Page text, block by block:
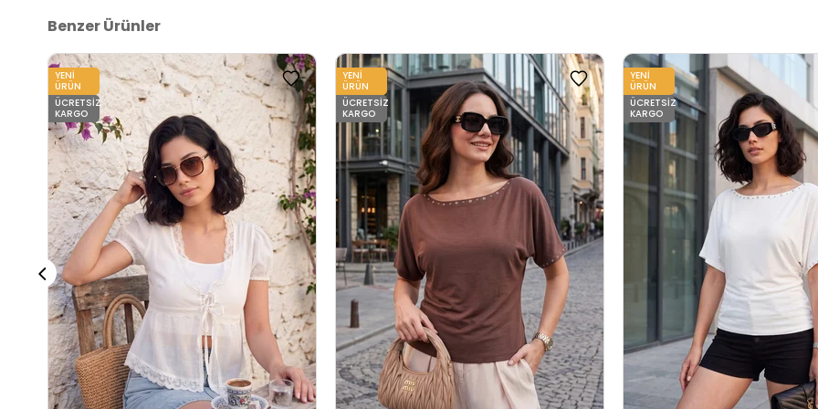
2DY5865015.272
Benzer Ürünler
YENI
ÜRÜN
ÜCRETSIZ
KARGO
YENI
ÜRÜN
ÜCRETSIZ
KARGO
YENI
ÜRÜN
ÜCRETSIZ
KARGO